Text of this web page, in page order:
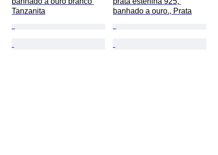
Tanzanita
banhado a ouro., Prata